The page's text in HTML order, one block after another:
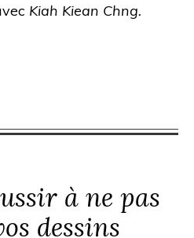
Kiah Kiean Chng.
à ne pas
dessins